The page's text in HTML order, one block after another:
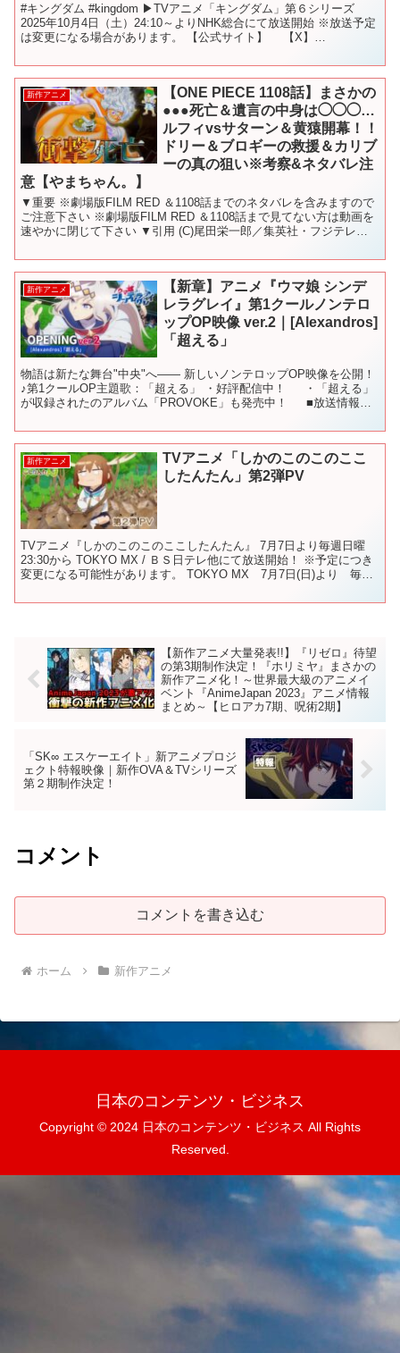
#キングダム #kingdom ▶TVアニメ「キングダム」第６シリーズ
2025年10月4日（土）24:10～よりNHK総合にて放送開始 ※放送予定
は変更になる場合があります。 【公式サイト】 【X】
新作アニメ
【ONE PIECE 1108話】まさかの
●●●死亡＆遺言の中身は◯◯◯…
ルフィvsサターン＆黄猿開幕！！
ドリー＆ブロギーの救援＆カリブ
ーの真の狙い※考察&ネタバレ注
意【やまちゃん。】
▼重要 ※劇場版FILM RED ＆1108話までのネタバレを含みますので
ご注意下さい ※劇場版FILM RED ＆1108話まで見てない方は動画を
速やかに閉じて下さい ▼引用 (C)尾田栄一郎／集英社・フジテレ
新作アニメ
【新章】アニメ『ウマ娘 シンデ
レラグレイ』第1クールノンテロ
ップOP映像 ver.2｜[Alexandros]
「超える」
物語は新たな舞台"中央"へ―― 新しいノンテロップOP映像を公開！
♪第1クールOP主題歌：「超える」 ・好評配信中！ ・「超える」
が収録されたのアルバム「PROVOKE」も発売中！ ■放送情報
新作アニメ
TVアニメ「しかのこのこのここ
したんたん」第2弾PV
TVアニメ『しかのこのこのここしたんたん』 7月7日より毎週日曜
23:30から TOKYO MX / ＢＳ日テレ他にて放送開始！ ※予定につき
変更になる可能性があります。 TOKYO MX 7月7日(日)より 毎週
【新作アニメ大量発表!!】『リゼロ』待望
の第3期制作決定！『ホリミヤ』まさかの
新作アニメ化！～世界最大級のアニメイ
ベント『AnimeJapan 2023』アニメ情報
まとめ～【ヒロアカ7期、呪術2期】
「SK∞ エスケーエイト」新アニメプロジ
ェクト特報映像｜新作OVA＆TVシリーズ
第２期制作決定！
コメント
コメントを書き込む
ホーム 新作アニメ
日本のコンテンツ・ビジネス
Copyright © 2024 日本のコンテンツ・ビジネス All Rights
Reserved.